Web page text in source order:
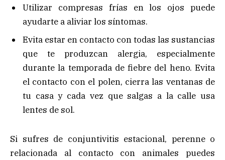
Utilizar compresas frías en los ojos puede
ayudarte a aliviar los síntomas.
Evita estar en contacto con todas las sustancias
que te produzcan alergia, especialmente
durante la temporada de fiebre del heno. Evita
el contacto con el polen, cierra las ventanas de
tu casa y cada vez que salgas a la calle usa
lentes de sol.
Si sufres de conjuntivitis estacional, perenne o
relacionada al contacto con animales puedes